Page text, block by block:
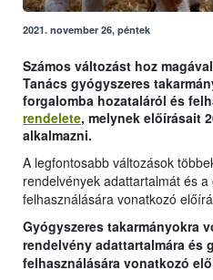
2021. november 26, péntek
Számos változást hoz
Tanács gyógyszeres
forgalomba hozataláról és
rendelete, melynek előírásait
alkalmazni.
A legfontosabb változások
rendelvények adattartalmát és
felhasználására vonatkozó
Gyógyszeres takarmányokra
rendelvény adattartalmára és
felhasználására vonatkozó